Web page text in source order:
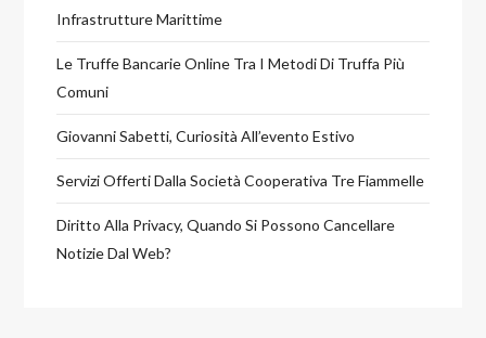
Infrastrutture Marittime
Le Truffe Bancarie Online Tra I Metodi Di Truffa Più
Comuni
Giovanni Sabetti, Curiosità All’evento Estivo
Servizi Offerti Dalla Società Cooperativa Tre Fiammelle
Diritto Alla Privacy, Quando Si Possono Cancellare
Notizie Dal Web?